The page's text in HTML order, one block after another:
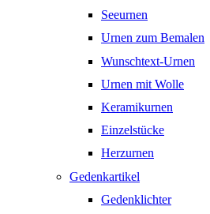
Seeurnen
Urnen zum Bemalen
Wunschtext-Urnen
Urnen mit Wolle
Keramikurnen
Einzelstücke
Herzurnen
Gedenkartikel
Gedenklichter